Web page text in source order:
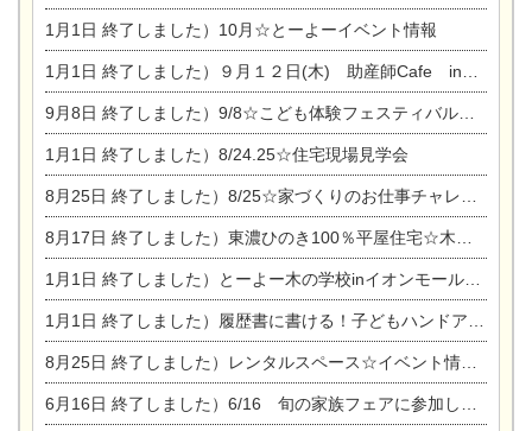
1月1日 終了しました）10月☆とーよーイベント情報
1月1日 終了しました）９月１２日(木) 助産師Cafe in東陽住建
9月8日 終了しました）9/8☆こども体験フェスティバル☆一宮市民会館
1月1日 終了しました）8/24.25☆住宅現場見学会
8月25日 終了しました）8/25☆家づくりのお仕事チャレンジ
8月17日 終了しました）東濃ひのき100％平屋住宅☆木の家完成見学会
1月1日 終了しました）とーよー木の学校inイオンモール木曽川
1月1日 終了しました）履歴書に書ける！子どもハンドアロマ講座☆
8月25日 終了しました）レンタルスペース☆イベント情報☆チャイルドアロマセラピスト
6月16日 終了しました）6/16 旬の家族フェアに参加します☆